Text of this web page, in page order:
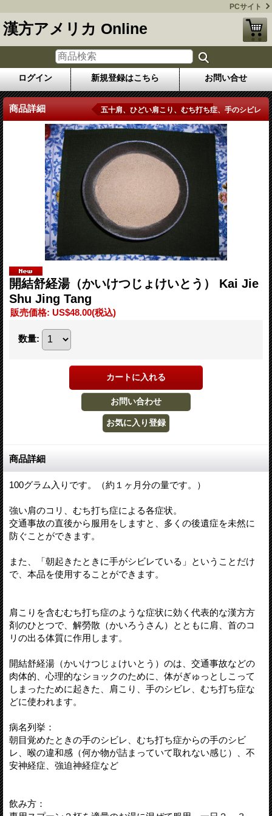
PCサイト
漢方アメリカ Online
ログイン 新規登録はこちら お問い合せ
商品詳細 五十肩、ひどい肩こり、むち打ち症、手のシビレ
開結舒経湯（かいけつじょけいとう） Kai Jie
Shu Jing Tang
販売価格: US$48.00(税込)
数量:
商品詳細
100グラム入りです。（約１ヶ月分の量です。）
強い肩のコリ、むち打ち症による各症状。
交通事故の直後から服用をしますと、多くの後遺症を未然に
防ぐことができます。
また、「朝起きたときに手がシビレている」ということだけ
で、本品を使用することができます。
肩こりを含むむち打ち症のような症状に効く代表的な漢方方
剤のひとつで、解勞散（かいろうさん）とともに肩、首のコ
リの出る体質に作用します。
開結舒経湯（かいけつじょけいとう）のは、交通事故などの
肉体的、心理的なショックのために、体がぎゅっとしこって
しまったために起きた、肩こり、手のシビレ、むち打ち症な
どに使われます。
病名列挙：
朝目覚めたときの手のシビレ、むち打ち症からの手のシビ
レ、喉の違和感（何か物が詰まっていて取れない感じ）、不
安神経症、強迫神経症など
飲み方：